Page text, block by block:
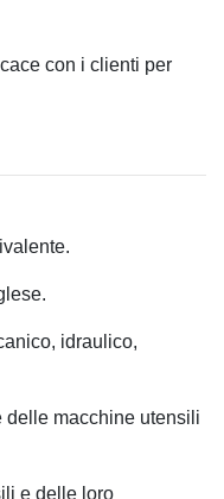
con i clienti per
idraulico,
delle macchine utensili
e delle loro